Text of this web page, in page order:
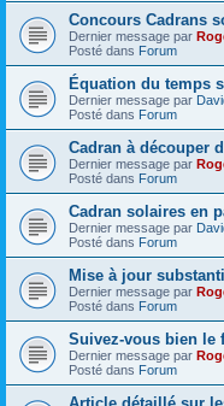
Concours Cadrans
Dernier message par
Posté dans Forum
Équation du temps
Dernier message par
Posté dans Forum
Cadran à découper
Dernier message par
Posté dans Forum
Cadran solaires en
Dernier message par
Posté dans Forum
Mise à jour
Dernier message par
Posté dans Forum
Suivez-vous bien le
Dernier message par
Posté dans Forum
Article détaillé sur